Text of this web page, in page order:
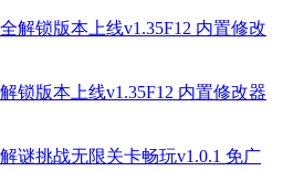
锁版本上线v1.35F12 内置修改器